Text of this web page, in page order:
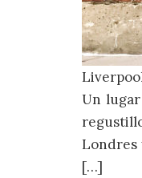
Un
Londres
[…]